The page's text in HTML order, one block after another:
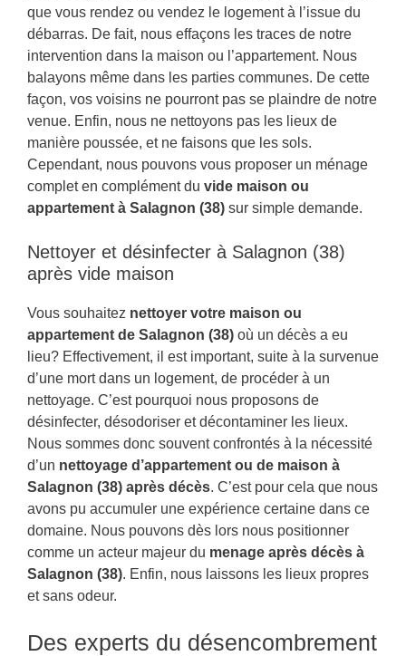
que vous rendez ou vendez le logement à l’issue du
débarras. De fait, nous effaçons les traces de notre
intervention dans la maison ou l’appartement. Nous
balayons même dans les parties communes. De cette
façon, vos voisins ne pourront pas se plaindre de notre
venue. Enfin, nous ne nettoyons pas les lieux de
manière poussée, et ne faisons que les sols.
Cependant, nous pouvons vous proposer un ménage
complet en complément du vide maison ou
appartement à Salagnon (38) sur simple demande.
Nettoyer et désinfecter à Salagnon (38)
après vide maison
Vous souhaitez nettoyer votre maison ou
appartement de Salagnon (38) où un décès a eu
lieu? Effectivement, il est important, suite à la survenue
d’une mort dans un logement, de procéder à un
nettoyage. C’est pourquoi nous proposons de
désinfecter, désodoriser et décontaminer les lieux.
Nous sommes donc souvent confrontés à la nécessité
d’un nettoyage d’appartement ou de maison à
Salagnon (38) après décès. C’est pour cela que nous
avons pu accumuler une expérience certaine dans ce
domaine. Nous pouvons dès lors nous positionner
comme un acteur majeur du menage après décès à
Salagnon (38). Enfin, nous laissons les lieux propres
et sans odeur.
Des experts du désencombrement